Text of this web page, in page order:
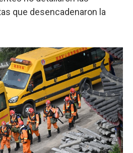
que desencadenaron la